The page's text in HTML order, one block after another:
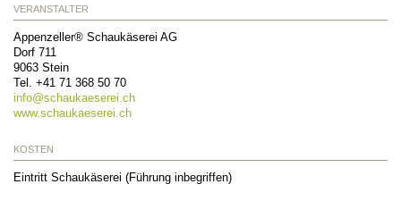
VERANSTALTER
Appenzeller® Schaukäserei AG
Dorf 711
9063 Stein
Tel. +41 71 368 50 70
info@schaukaeserei.ch
www.schaukaeserei.ch
KOSTEN
Eintritt Schaukäserei (Führung inbegriffen)